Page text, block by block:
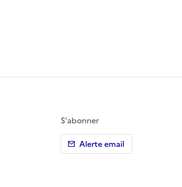
Twitter)
email
Copier dans le presse-papier
S'abonner
Alerte email